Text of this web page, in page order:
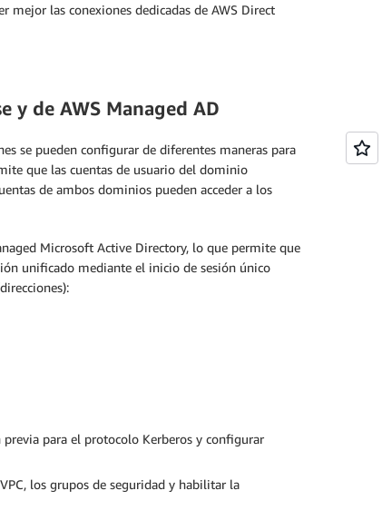
mejor las conexiones dedicadas de AWS Direct
y de AWS Managed AD
se pueden configurar de diferentes maneras para
que las cuentas de usuario del dominio
de ambos dominios pueden acceder a los
Microsoft Active Directory, lo que permite que
unificado mediante el inicio de sesión único
para el protocolo Kerberos y configurar
los grupos de seguridad y habilitar la